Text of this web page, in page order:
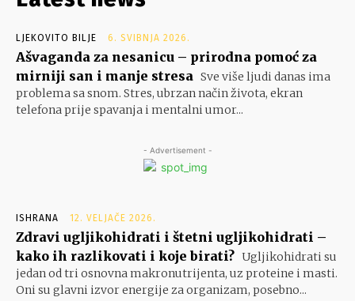
LJEKOVITO BILJE 6. SVIBNJA 2026.
Ašvaganda za nesanicu – prirodna pomoć za
mirniji san i manje stresa Sve više ljudi danas ima
problema sa snom. Stres, ubrzan način života, ekran
telefona prije spavanja i mentalni umor...
- Advertisement -
ISHRANA 12. VELJAČE 2026.
Zdravi ugljikohidrati i štetni ugljikohidrati –
kako ih razlikovati i koje birati? Ugljikohidrati su
jedan od tri osnovna makronutrijenta, uz proteine i masti.
Oni su glavni izvor energije za organizam, posebno...